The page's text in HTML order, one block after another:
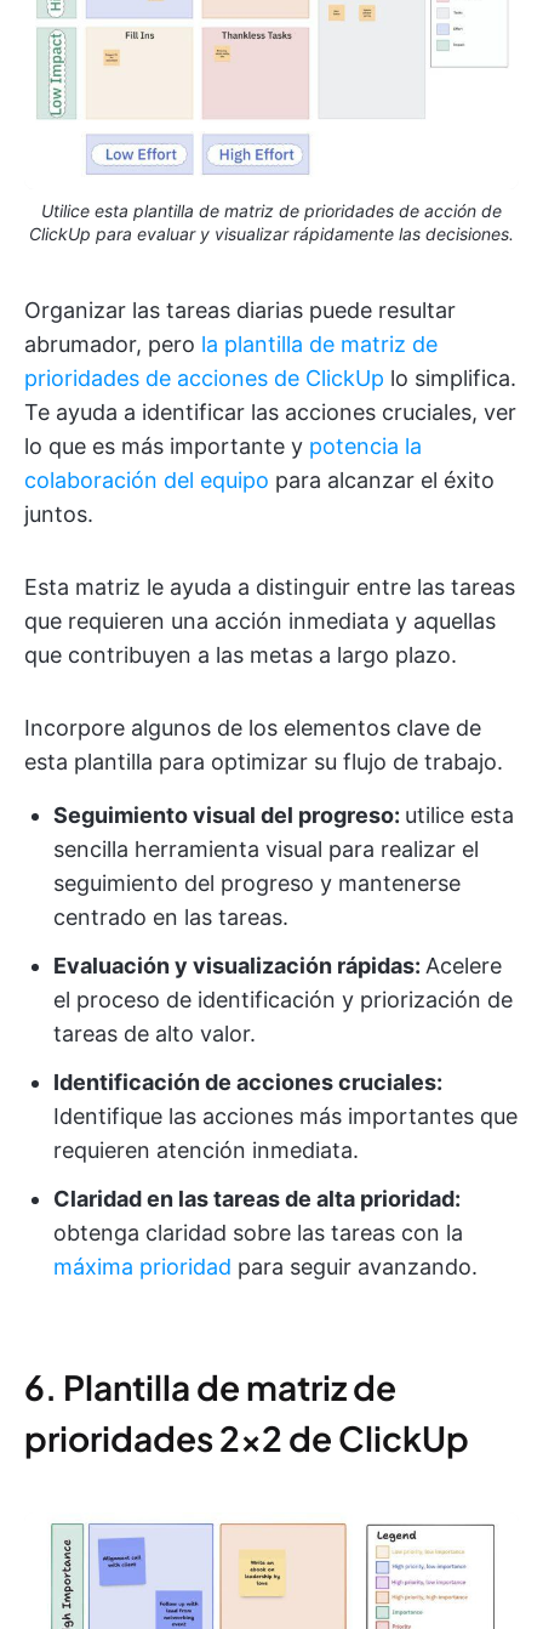
Utilice esta plantilla de matriz de prioridades de acción de
ClickUp para evaluar y visualizar rápidamente las decisiones.
Organizar las tareas diarias puede resultar
abrumador, pero la plantilla de matriz de
prioridades de acciones de ClickUp lo simplifica.
Te ayuda a identificar las acciones cruciales, ver
lo que es más importante y potencia la
colaboración del equipo para alcanzar el éxito
juntos.
Esta matriz le ayuda a distinguir entre las tareas
que requieren una acción inmediata y aquellas
que contribuyen a las metas a largo plazo.
Incorpore algunos de los elementos clave de
esta plantilla para optimizar su flujo de trabajo.
Seguimiento visual del progreso: utilice esta
sencilla herramienta visual para realizar el
seguimiento del progreso y mantenerse
centrado en las tareas.
Evaluación y visualización rápidas: Acelere
el proceso de identificación y priorización de
tareas de alto valor.
Identificación de acciones cruciales:
Identifique las acciones más importantes que
requieren atención inmediata.
Claridad en las tareas de alta prioridad:
obtenga claridad sobre las tareas con la
máxima prioridad para seguir avanzando.
6. Plantilla de matriz de
prioridades 2×2 de ClickUp